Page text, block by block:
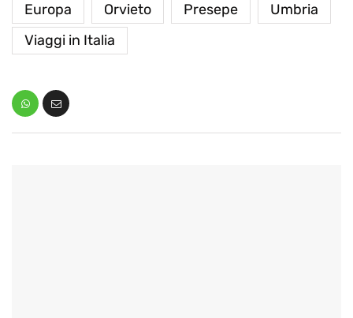
Europa Orvieto Presepe
Umbria
Viaggi in Italia